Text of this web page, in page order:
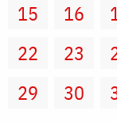
15
16
22
23
29
30